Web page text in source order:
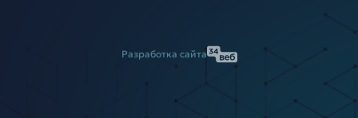
Разработка сайта